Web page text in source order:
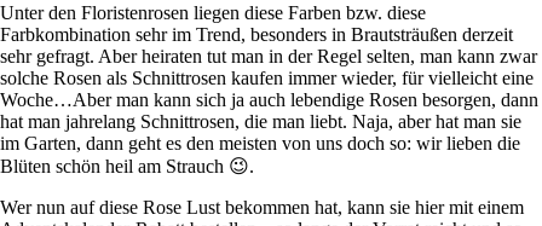
Unter den Floristenrosen liegen diese Farben bzw. diese
Farbkombination sehr im Trend, besonders in Brautsträußen derzeit
sehr gefragt. Aber heiraten tut man in der Regel selten, man kann zwar
solche Rosen als Schnittrosen kaufen immer wieder, für vielleicht eine
Woche…Aber man kann sich ja auch lebendige Rosen besorgen, dann
hat man jahrelang Schnittrosen, die man liebt. Naja, aber hat man sie
im Garten, dann geht es den meisten von uns doch so: wir lieben die
Blüten schön heil am Strauch 😉.
Wer nun auf diese Rose Lust bekommen hat, kann sie hiermit einem